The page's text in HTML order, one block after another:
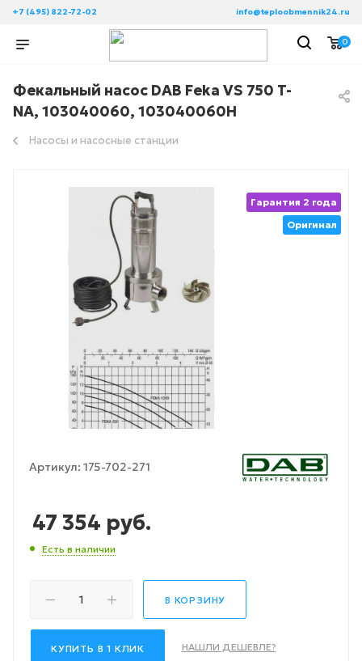
+7 (495) 822-72-02 info@teploobmennik24.ru
0
Фекальный насос DAB Feka VS 750 T-
NA, 103040060, 103040060H
Насосы и насосные станции
Гарантия 2 года
Оригинал
Артикул: 175-702-271
47 354 руб.
Есть в наличии
В КОРЗИНУ
КУПИТЬ В 1 КЛИК НАШЛИ ДЕШЕВЛЕ?